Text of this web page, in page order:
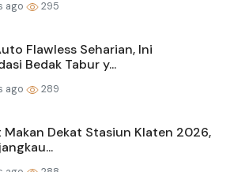
ago 295
Flawless Seharian, Ini
Bedak Tabur y...
ago 289
Makan Dekat Stasiun Klaten 2026,